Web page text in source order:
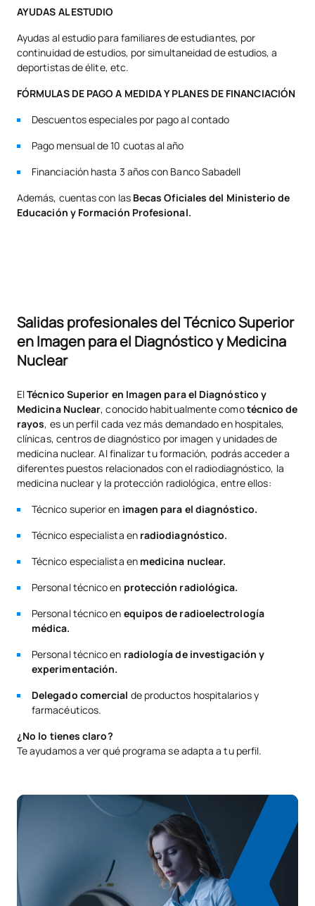
forenses
TOTAL: 5
*Carácter: FB:Formación Básica, Ob: Obligatorio, Op: Optativo
AYUDAS AL ESTUDIO
Ayudas al estudio para familiares de estudiantes, por
continuidad de estudios, por simultaneidad de estudios, a
deportistas de élite, etc.
FÓRMULAS DE PAGO A MEDIDA Y PLANES DE FINANCIACIÓN
Descuentos especiales por pago al contado
Pago mensual de 10 cuotas al año
Financiación hasta 3 años con Banco Sabadell
Además, cuentas con lasBecas Oficiales del Ministerio de
Educación y Formación Profesional.
Salidas profesionales del Técnico Superior
en Imagen para el Diagnóstico y Medicina
Nuclear
ElTécnico Superior en Imagen para el Diagnóstico y
Medicina Nuclear, conocido habitualmente comotécnico de
rayos, es un perfil cada vez más demandado en hospitales,
clínicas, centros de diagnóstico por imagen y unidades de
medicina nuclear. Al finalizar tu formación, podrás acceder a
diferentes puestos relacionados con el radiodiagnóstico, la
medicina nuclear y la protección radiológica, entre ellos:
Técnico superior en imagen para el diagnóstico.
Técnico especialista en radiodiagnóstico.
Técnico especialista en medicina nuclear.
Personal técnico en protección radiológica.
Personal técnico en equipos de radioelectrología
médica.
Personal técnico en radiología de investigación y
experimentación.
Delegado comercial de productos hospitalarios y
farmacéuticos.
¿No lo tienes claro?
Te ayudamos a ver qué programa se adapta a tu perfil.